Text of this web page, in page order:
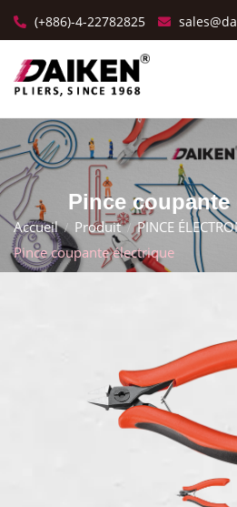
(+886)-4-22782825
Pince
Accueil Produit
PINCE
Pince coupante électrique